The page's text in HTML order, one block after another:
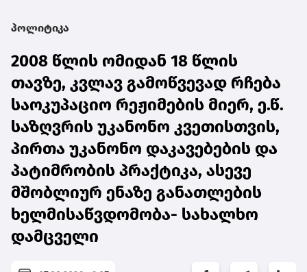
პოლიტიკა
2008 წლის ომიდან 18 წლის
თავზე, კვლავ გამოწვევად რჩება
საოკუპაციო რეჟიმების მიერ, ე.წ.
საზღვრის უკანონო კვეთისთვის,
პირთა უკანონო დაკავებების და
პატიმრობის პრაქტიკა, ასევე
მშობლიურ ენაზე განათლების
ხელმისაწვდომობა- სახალხო
დამცველი